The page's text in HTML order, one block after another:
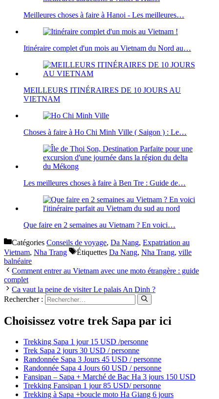
Meilleures choses à faire à Hanoi - Les meilleures…
Itinéraire complet d'un mois au Vietnam du Nord au…
MEILLEURS ITINÉRAIRES DE 10 JOURS AU
VIETNAM
Choses à faire à Ho Chi Minh Ville ( Saigon ) : Le…
Les meilleures choses à faire à Ben Tre : Guide de…
Que faire en 2 semaines au Vietnam ? En voici…
Catégories Conseils de voyage, Da Nang, Expatriation au
Vietnam, Nha Trang Étiquettes Da Nang, Nha Trang, ville
balnéaire
Comment entrer au Vietnam avec une moto étrangère : guide
complet
Ca vaut la peine de visiter Le palais An Dinh ?
Rechercher :
Choisissez votre trek Sapa par ici
Trekking Sapa 1 jour 15 USD /personne
Trek Sapa 2 jours 30 USD / personne
Randonnée Sapa 3 Jours 45 USD / personne
Randonnée Sapa 4 Jours 60 USD / personne
Fansipan – Sapa + Marché de Bac Ha 3 jours 150 USD
Trekking Fansipan 1 jour 85 USD/ personne
Trekking à Sapa +boucle moto Ha Giang 6 jours